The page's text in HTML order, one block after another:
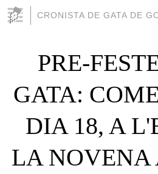
CRONISTA DE GATA DE
PRE-
GATA:
DIA 18, A
LA NOVENA